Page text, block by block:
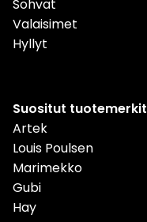
Sohvat
Valaisimet
Hyllyt
Suositut tuotemerkit
Artek
Louis Poulsen
Marimekko
Gubi
Hay